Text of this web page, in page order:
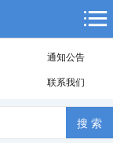
通知公告
联系我们